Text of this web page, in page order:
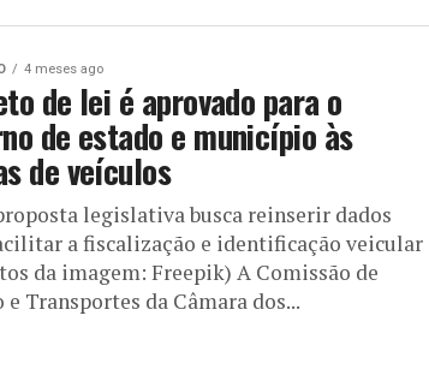
4 meses ago
de lei é aprovado para o
de estado e município às
de veículos
legislativa busca reinserir dados
a fiscalização e identificação veicular
da imagem: Freepik) A Comissão de
e Transportes da Câmara dos...